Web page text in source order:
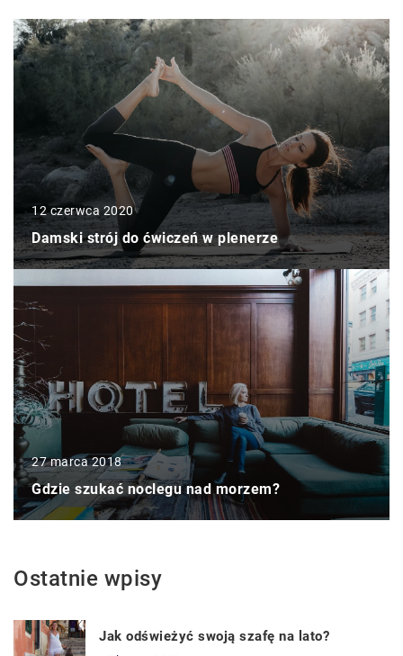
12 czerwca 2020
Damski strój do ćwiczeń w plenerze
27 marca 2018
Gdzie szukać noclegu nad morzem?
Ostatnie wpisy
Jak odświeżyć swoją szafę na lato?